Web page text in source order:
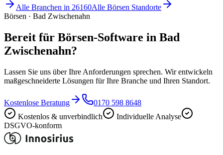
Alle Branchen in 26160Alle Börsen Standorte
Börsen · Bad Zwischenahn
Bereit für Börsen-Software in Bad
Zwischenahn?
Lassen Sie uns über Ihre Anforderungen sprechen. Wir entwickeln
maßgeschneiderte Lösungen für Ihre Branche und Ihren Standort.
Kostenlose Beratung
0170 598 8648
Kostenlos & unverbindlich
Individuelle Analyse
DSGVO-konform